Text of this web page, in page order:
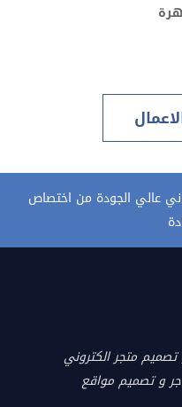
عالي الجودة من اختصاص
متجر الكتروني
و تصميم مواقع